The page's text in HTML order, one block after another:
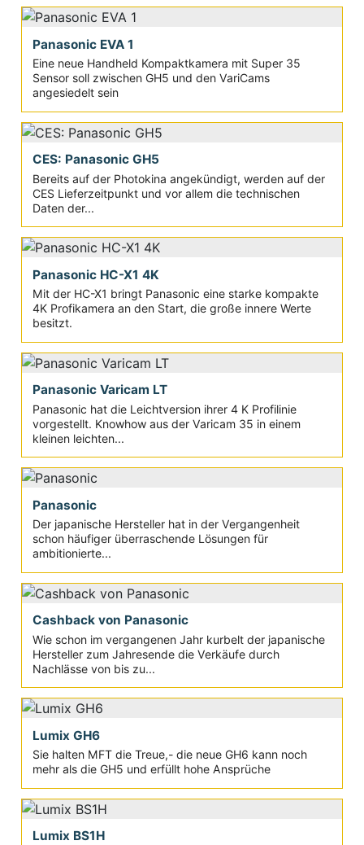
Panasonic EVA 1
Eine neue Handheld Kompaktkamera mit Super 35
Sensor soll zwischen GH5 und den VariCams
angesiedelt sein
CES: Panasonic GH5
Bereits auf der Photokina angekündigt, werden auf der
CES Lieferzeitpunkt und vor allem die technischen
Daten der...
Panasonic HC-X1 4K
Mit der HC-X1 bringt Panasonic eine starke kompakte
4K Profikamera an den Start, die große innere Werte
besitzt.
Panasonic Varicam LT
Panasonic hat die Leichtversion ihrer 4 K Profilinie
vorgestellt. Knowhow aus der Varicam 35 in einem
kleinen leichten...
Panasonic
Der japanische Hersteller hat in der Vergangenheit
schon häufiger überraschende Lösungen für
ambitionierte...
Cashback von Panasonic
Wie schon im vergangenen Jahr kurbelt der japanische
Hersteller zum Jahresende die Verkäufe durch
Nachlässe von bis zu...
Lumix GH6
Sie halten MFT die Treue,- die neue GH6 kann noch
mehr als die GH5 und erfüllt hohe Ansprüche
Lumix BS1H